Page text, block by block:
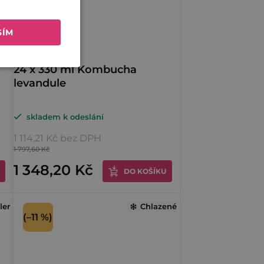
24 x 330 ml Kombucha
levandule
skladem k odeslání
1 114,21 Kč bez DPH
1 348,20 Kč
1 797,60 Kč
DO KOŠÍKU
Chlazené
(–11 %)